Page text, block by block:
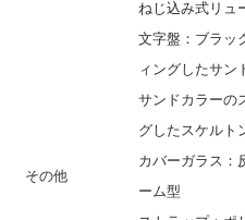
その他
ねじ込み式リ
文字盤：ブラッ
ィングしたサン
サンドカラーの
グしたスケルト
カバーガラス：
ーム型